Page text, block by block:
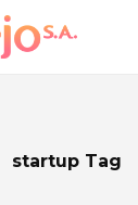
startup Tag